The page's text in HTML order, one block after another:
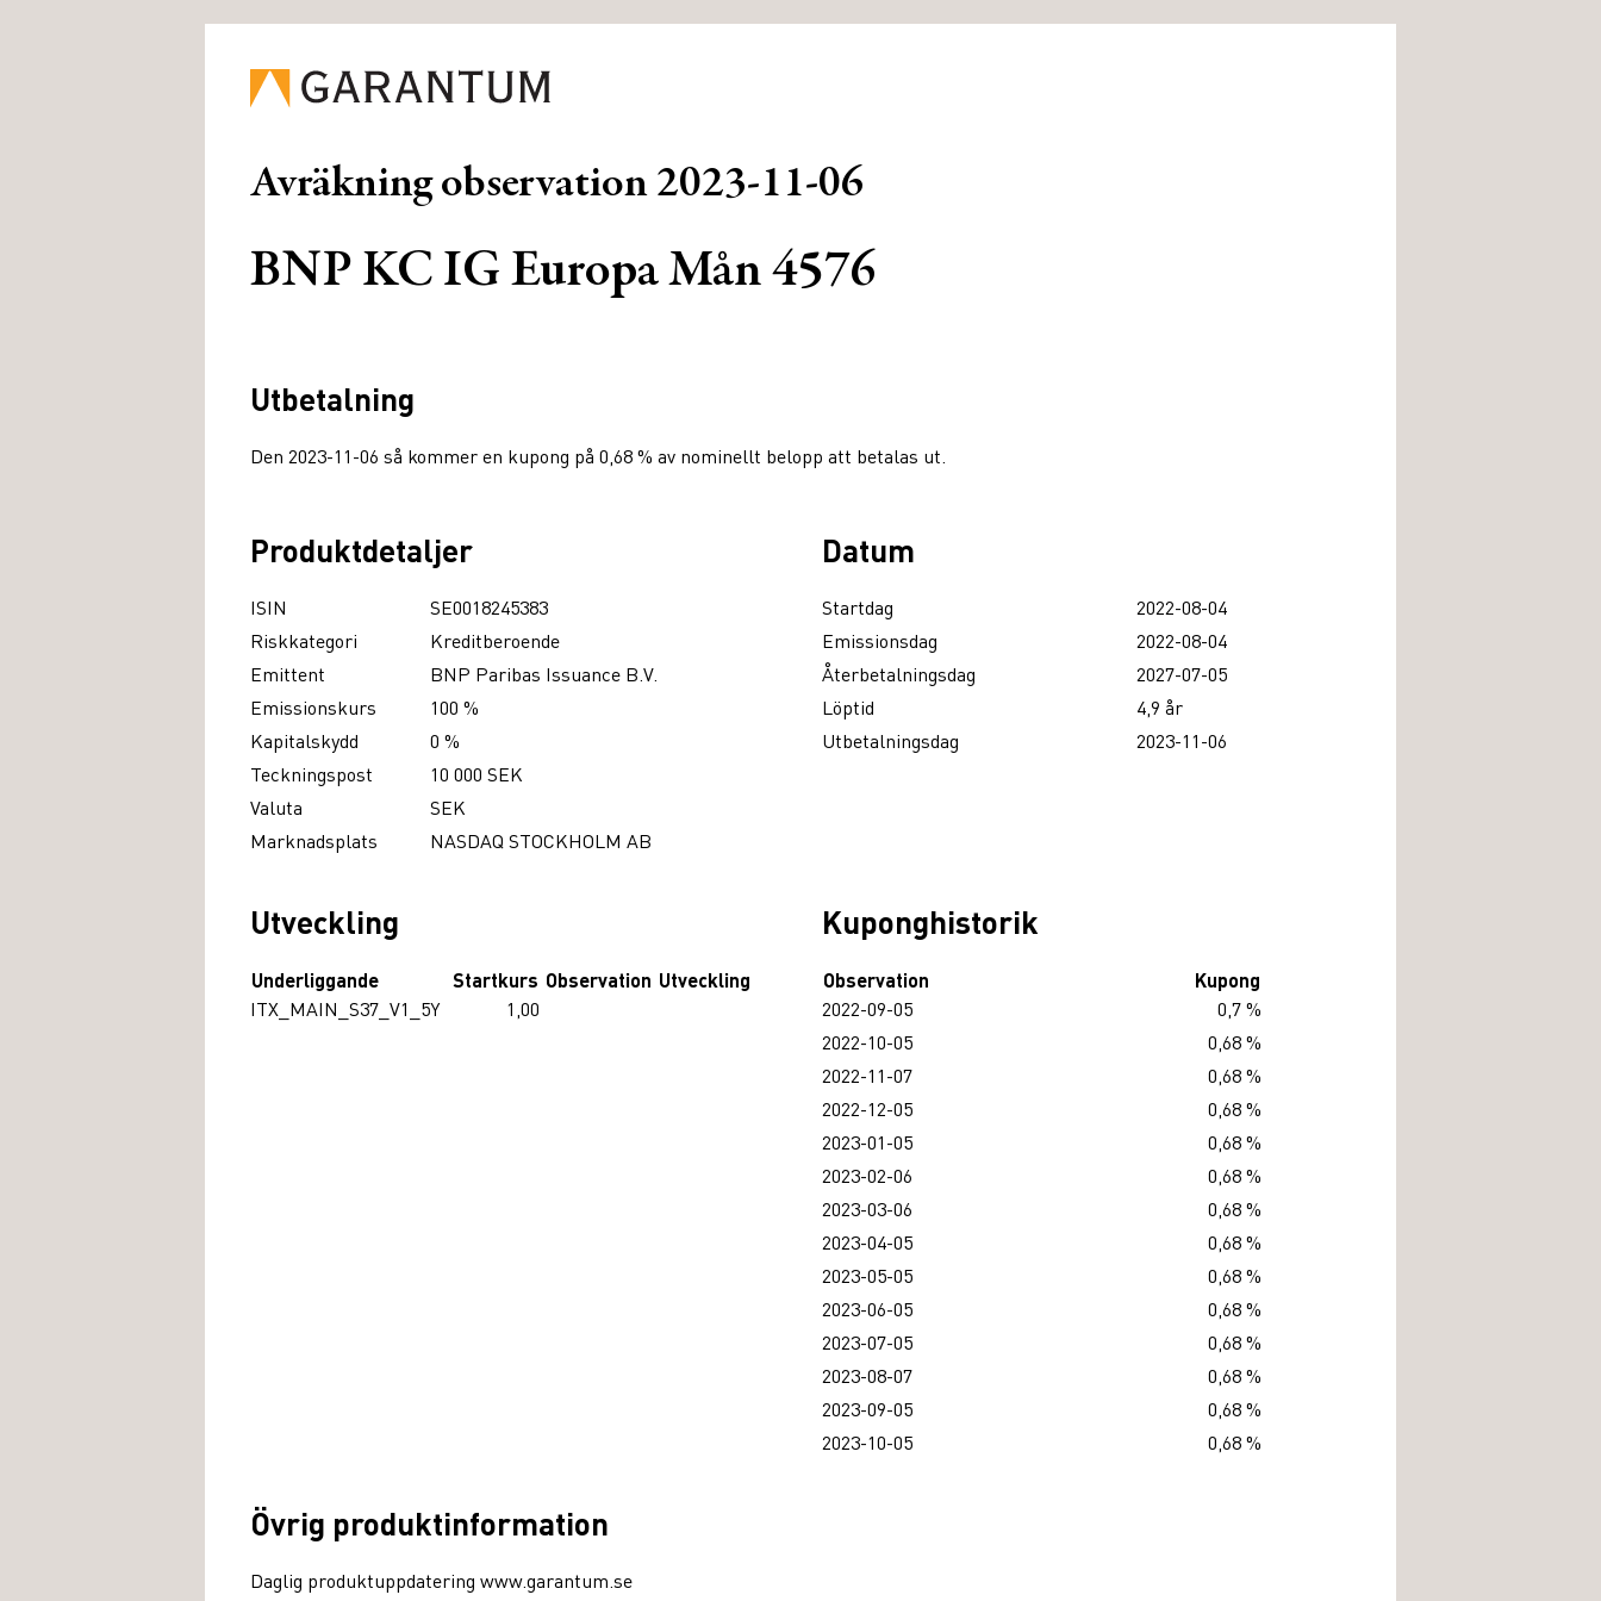
Avräkning observation 2023-11-06
BNP KC IG Europa Mån 4576
Utbetalning
Den 2023-11-06 så kommer en kupong på 0,68 % av nominellt belopp att betalas ut.
Produktdetaljer
ISIN
SE0018245383
Riskkategori
Kreditberoende
Emittent
BNP Paribas Issuance B.V.
Emissionskurs
100 %
Kapitalskydd
0 %
Teckningspost
10 000 SEK
Valuta
SEK
Marknadsplats
NASDAQ STOCKHOLM AB
Datum
Startdag
2022-08-04
Emissionsdag
2022-08-04
Återbetalningsdag
2027-07-05
Löptid
4,9 år
Utbetalningsdag
2023-11-06
Utveckling
Underliggande Startkurs Observation Utveckling
ITX_MAIN_S37_V1_5Y
1,00
Kuponghistorik
Observation
Kupong
2022-09-05
0,7 %
2022-10-05
0,68 %
2022-11-07
0,68 %
2022-12-05
0,68 %
2023-01-05
0,68 %
2023-02-06
0,68 %
2023-03-06
0,68 %
2023-04-05
0,68 %
2023-05-05
0,68 %
2023-06-05
0,68 %
2023-07-05
0,68 %
2023-08-07
0,68 %
2023-09-05
0,68 %
2023-10-05
0,68 %
Övrig produktinformation
Daglig produktuppdatering www.garantum.se